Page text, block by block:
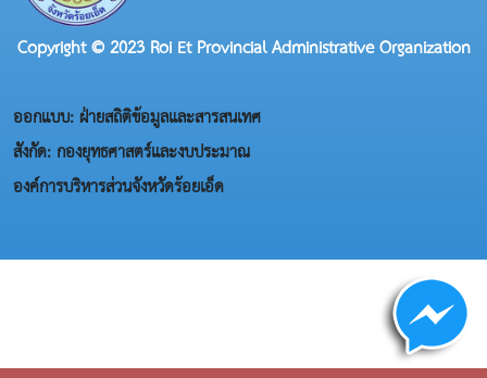
Copyright © 2023 Roi Et Provincial Administrative Organization
ออกแบบ: ฝ่ายสถิติข้อมูลและสารสนเทศ
สังกัด: กองยุทธศาสตร์และงบประมาณ
องค์การบริหารส่วนจังหวัดร้อยเอ็ด